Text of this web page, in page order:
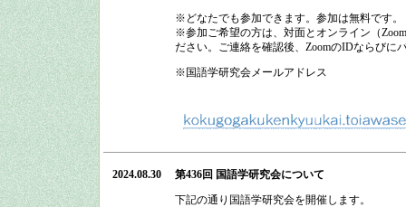
※どなたでも参加できます。参加は無料です。
※参加ご希望の方は、対面とオンライン（
ださい。ご連絡を確認後、ZoomのIDならびに
※国語学研究会メールアドレス
2024.08.30 第436回 国語学研究会について
下記の通り 国語学研究会を開催します。